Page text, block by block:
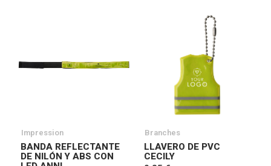
Impression
BANDA REFLECTANTE
DE NILÓN Y ABS CON
Branches
LLAVERO DE PVC
CECILY